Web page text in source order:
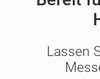
Lassen